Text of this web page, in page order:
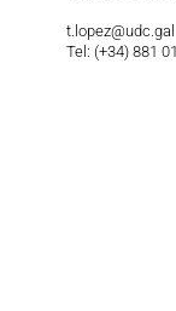
t.lopez@udc.gal
Tel: (+34) 881